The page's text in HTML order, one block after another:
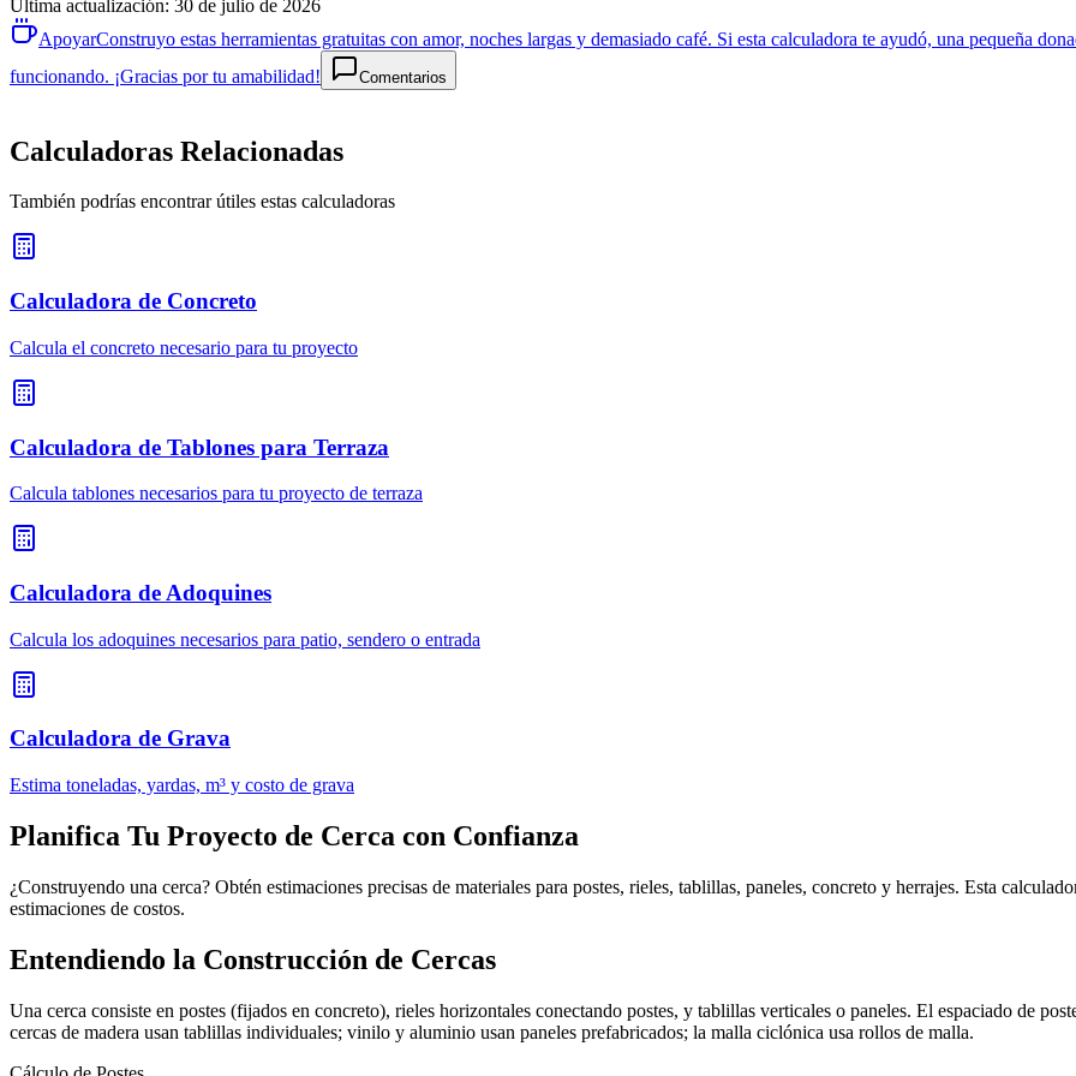
Última actualización: 30 de julio de 2026
ApoyarConstruyo estas herramientas gratuitas con amor, noches largas y demasiado café. Si esta calculadora te ayudó, una pequeña
funcionando. ¡Gracias por tu amabilidad!
Comentarios
Calculadoras Relacionadas
También podrías encontrar útiles estas calculadoras
Calculadora de Concreto
Calcula el concreto necesario para tu proyecto
Calculadora de Tablones para Terraza
Calcula tablones necesarios para tu proyecto de terraza
Calculadora de Adoquines
Calcula los adoquines necesarios para patio, sendero o entrada
Calculadora de Grava
Estima toneladas, yardas, m³ y costo de grava
Planifica Tu Proyecto de Cerca con Confianza
¿Construyendo una cerca? Obtén estimaciones precisas de materiales para postes, rieles, tablillas, paneles, concreto y herrajes. Esta
estimaciones de costos.
Entendiendo la Construcción de Cercas
Una cerca consiste en postes (fijados en concreto), rieles horizontales conectando postes, y tablillas verticales o paneles. El espaciado de
cercas de madera usan tablillas individuales; vinilo y aluminio usan paneles prefabricados; la malla ciclónica usa rollos de malla.